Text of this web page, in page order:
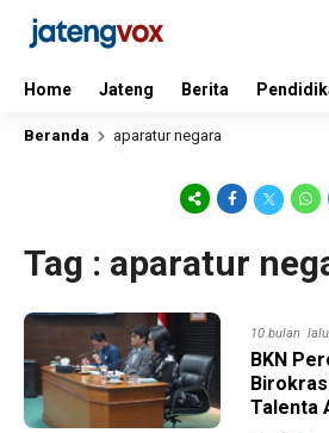
Home Jateng Berita
Beranda aparatur negara
Tag : aparatur
10 bulan lalu
BKN
Talenta